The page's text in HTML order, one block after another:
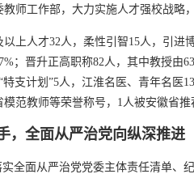
教师工作部，大力实施人才强校战
上人才32人，柔性引智15人，引进
；晋升正高职称82人，其中教授由
支计划”5人，江淮名医、青年名
模范教师等荣誉称号，1人被安徽省
，全面从严治党向纵深推进
全面从严治党党委主体责任清单、